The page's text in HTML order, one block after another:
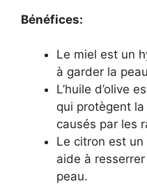
Bénéfices:
Le miel est un
à garder la
L’huile d’olive
qui protègent
causés par les
Le citron est
aide à
peau.